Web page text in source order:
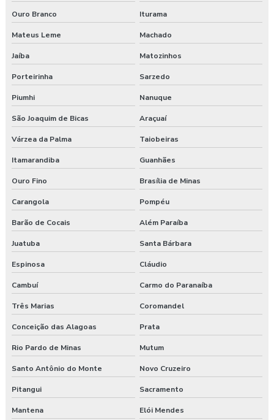
Ouro Branco Iturama
Mateus Leme Machado
Jaíba Matozinhos
Porteirinha Sarzedo
Piumhi Nanuque
São Joaquim de Bicas Araçuaí
Várzea da Palma Taiobeiras
Itamarandiba Guanhães
Ouro Fino Brasília de Minas
Carangola Pompéu
Barão de Cocais Além Paraíba
Juatuba Santa Bárbara
Espinosa Cláudio
Cambuí Carmo do Paranaíba
Três Marias Coromandel
Conceição das Alagoas Prata
Rio Pardo de Minas Mutum
Santo Antônio do Monte Novo Cruzeiro
Pitangui Sacramento
Mantena Elói Mendes